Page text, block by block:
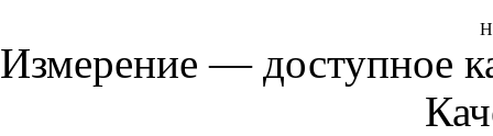
Измерение — доступное